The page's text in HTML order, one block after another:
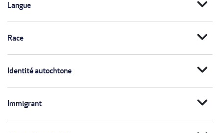
Langue
Race expand_more
Identité autochtone expand_more
Immigrant expand_more